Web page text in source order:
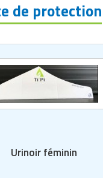
de protection
Urinoir féminin